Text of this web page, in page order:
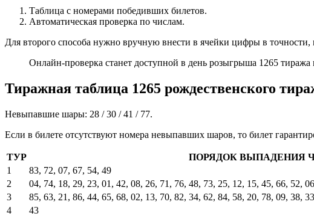
Таблица с номерами победивших билетов.
Автоматическая проверка по числам.
Для второго способа нужно вручную внести в ячейки цифры в
Онлайн-проверка станет доступной в день розыгрыша 1265 тиража
Тиражная таблица 1265 рождественского
Невыпавшие шары: 28 / 30 / 41 / 77.
Если в билете отсутствуют номера невыпавших шаров, то билет
ТУР ПОРЯДОК ВЫПАДЕНИЯ
1
83, 72, 07, 67, 54, 49
2
04, 74, 18, 29, 23, 01, 42, 08, 26, 71, 76, 48, 73, 25, 12, 15, 45, 66, 52,
3
85, 63, 21, 86, 44, 65, 68, 02, 13, 70, 82, 34, 62, 84, 58, 20, 78, 09, 38,
4
43